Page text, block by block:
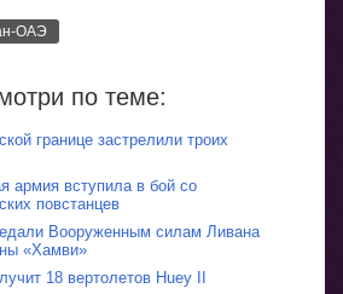
ОАЭ
по теме:
границе застрелили троих
армия вступила в бой со
повстанцев
Вооруженным силам Ливана
«Хамви»
18 вертолетов Huey II